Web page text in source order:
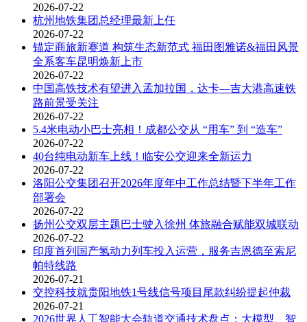
2026-07-22
杭州地铁集团总经理最新上任
2026-07-22
锚定商旅新赛道 构筑生态新范式 福田图雅诺&福田风景
全系客车昆明焕新上市
2026-07-22
中国高铁技术有望进入孟加拉国，达卡—吉大港高速铁
路前景受关注
2026-07-22
5.4米电动小巴士亮相！成都公交从 “用车” 到 “造车”
2026-07-22
40台纯电动新车上线！临安公交迎来全新运力
2026-07-22
洛阳公交集团召开2026年度年中工作总结暨下半年工作
部署会
2026-07-22
扬州公交双层主题巴士驶入徐州 体旅融合赋能双城联动
2026-07-22
印度首列国产氢动力列车投入运营，服务吉恩德至索尼
帕特线路
2026-07-21
交控科技就贵阳地铁1号线信号项目尾款纠纷提起仲裁
2026-07-21
2026世界人工智能大会轨道交通技术盘点：大模型、智